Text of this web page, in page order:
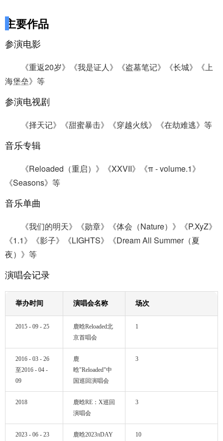
主要作品
参演电影
《重返20岁》《我是证人》《盗墓笔记》《长城》《上
海堡垒》等
参演电视剧
《择天记》《甜蜜暴击》《穿越火线》《在劫难逃》等
音乐专辑
《Reloaded（重启）》《XXVII》《π - volume.1》
《Seasons》等
音乐单曲
《我们的明天》《勋章》《体会（Nature）》《P.XyZ》
《1.1》《影子》《LIGHTS》《Dream All Summer（夏
夜）》等
演唱会记录
举办时间 演唱会名称 场次
2015 - 09 - 25
鹿晗Reloaded北
京首唱会
1
2016 - 03 - 26
至2016 - 04 -
09
鹿
晗"Reloaded"中
国巡回演唱会
3
2018
鹿晗RE：X巡回
演唱会
3
2023 - 06 - 23
鹿晗2023πDAY
10